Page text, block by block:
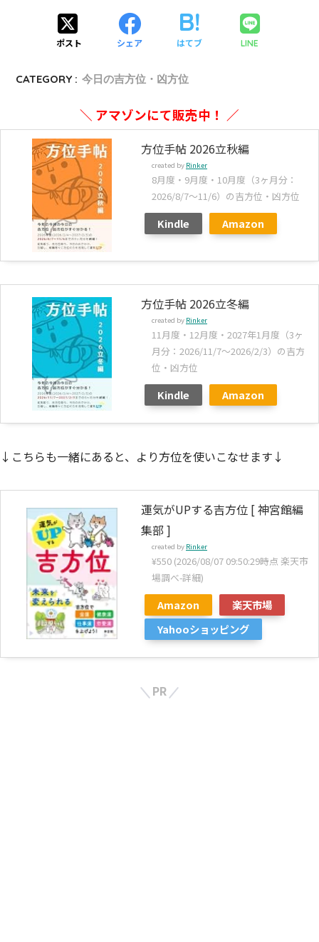
ポスト シェア はてブ LINE
CATEGORY : 今日の吉方位・凶方位
＼ アマゾンにて販売中！ ／
方位手帖 2026立秋編
created by Rinker
8月度・9月度・10月度（3ヶ月分：
2026/8/7～11/6）の吉方位・凶方位
Kindle Amazon
方位手帖 2026立冬編
created by Rinker
11月度・12月度・2027年1月度（3ヶ
月分：2026/11/7～2026/2/3）の吉方
位・凶方位
Kindle Amazon
↓こちらも一緒にあると、より方位を使いこなせます↓
運気がUPする吉方位 [ 神宮館編
集部 ]
created by Rinker
¥550 (2026/08/07 09:50:29時点 楽天市
場調べ-詳細)
Amazon
楽天市場
Yahooショッピング
PR